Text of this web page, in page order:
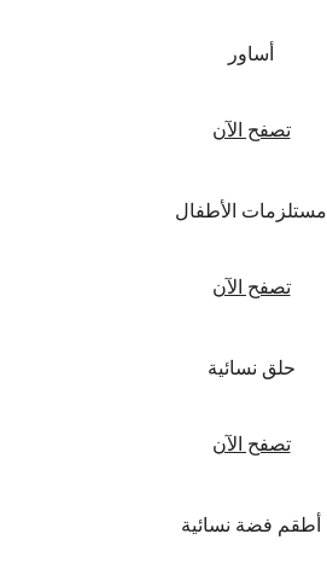
أساور
تصفح الآن
مستلزمات الأطفال
تصفح الآن
حلق نسائية
تصفح الآن
أطقم فضة نسائية